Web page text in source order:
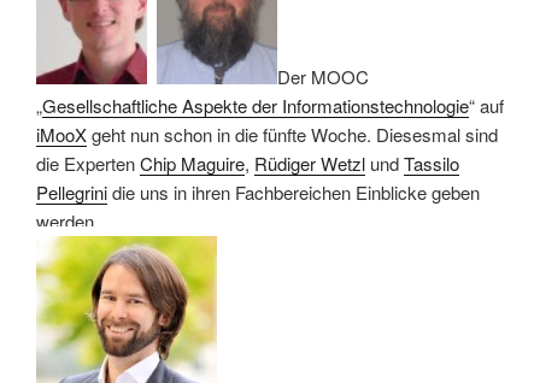
Der MOOC
„Gesellschaftliche Aspekte der Informationstechnologie“ auf
iMooXgeht nun schon in die fünfte Woche. Diesesmal sind
die ExpertenChip Maguire, Rüdiger Wetzl undTassilo
Pellegrinidie uns in ihren Fachbereichen Einblicke geben
werden.